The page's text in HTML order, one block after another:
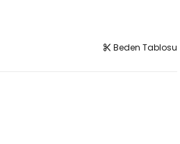
Beden Tablosu